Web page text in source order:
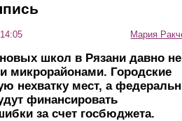
Мария
школ в Рязани давно не
микрорайонами. Городские
нехватку мест, а
финансировать
за счет госбюджета.